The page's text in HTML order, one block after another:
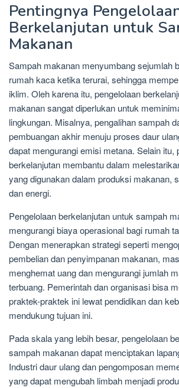
Pentingnya
Berkelanjutan untuk
Makanan
Sampah makanan menyumbang sejumlah
rumah kaca ketika terurai, sehingga
iklim. Oleh karena itu, pengelolaan
makanan sangat diperlukan untuk
lingkungan. Misalnya, pengalihan sampah
pembuangan akhir menuju proses daur
dapat mengurangi emisi metana. Selain itu,
berkelanjutan membantu dalam
yang digunakan dalam produksi makanan,
dan energi.
Pengelolaan berkelanjutan untuk sampah
mengurangi biaya operasional bagi rumah
Dengan menerapkan strategi seperti
pembelian dan penyimpanan makanan,
menghemat uang dan mengurangi jumlah
terbuang. Pemerintah dan organisasi bisa
praktek-praktek ini lewat pendidikan dan
mendukung tujuan ini.
Pada skala yang lebih besar, pengelolaan
sampah makanan dapat menciptakan
Industri daur ulang dan pengomposan
yang dapat mengubah limbah menjadi